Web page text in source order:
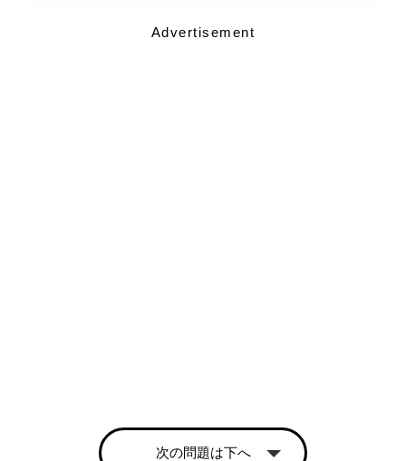
Advertisement
次の問題は下へ